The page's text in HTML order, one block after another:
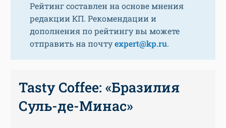
Рейтинг составлен на основе мнения
редакции КП. Рекомендации и
дополнения по рейтингу вы можете
отправить на почтуexpert@kp.ru.
Tasty Coffee: «Бразилия
Суль-де-Минас»